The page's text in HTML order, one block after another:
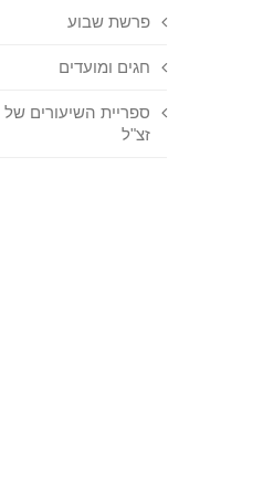
פרשת שבוע
חגים ומועדים
ספריית השיעורים של
זצ"ל